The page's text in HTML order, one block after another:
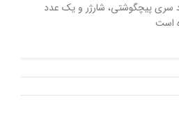
سری پیچگوشتی، شارژر و یک عدد